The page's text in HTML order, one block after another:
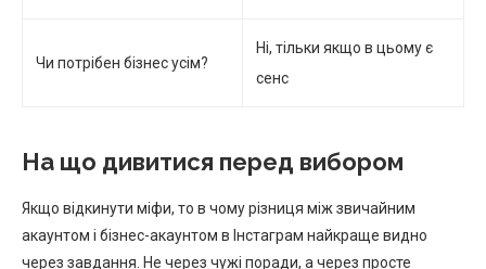
Чи потрібен бізнес усім?
Ні, тільки якщо в цьому є
сенс
На що дивитися перед вибором
Якщо відкинути міфи, то в чому різниця між звичайним
акаунтом і бізнес-акаунтом в Інстаграм найкраще видно
через завдання. Не через чужі поради, а через просте